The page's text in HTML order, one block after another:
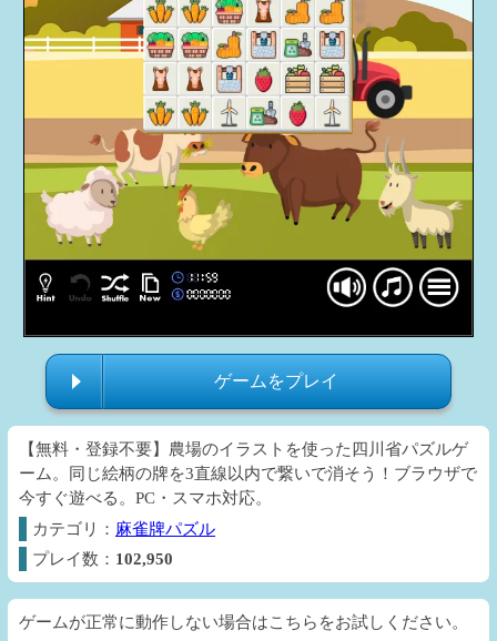
ゲームをプレイ
【無料・登録不要】農場のイラストを使った四川省パズルゲ
ーム。同じ絵柄の牌を3直線以内で繋いで消そう！ブラウザで
今すぐ遊べる。PC・スマホ対応。
カテゴリ： 麻雀牌パズル
プレイ数： 102,950
ゲームが正常に動作しない場合はこちらをお試しください。